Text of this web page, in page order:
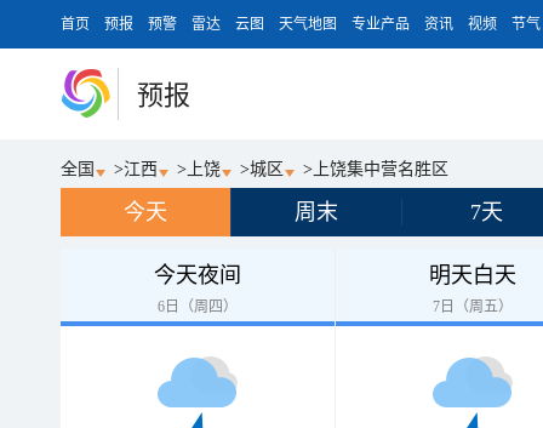
首页 预报 预警 雷达 云图 天气地图 专业产品 资讯 视频 节气
预报
全国 >江西 > 上饶 >城区 > 上饶集中营名胜区
今天 周末 7天
今天夜间
6日（周四）
明天白天
7日（周五）